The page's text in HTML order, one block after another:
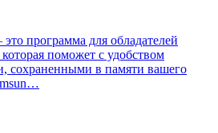
программа для обладателей
поможет с удобством
сохраненными в памяти вашего